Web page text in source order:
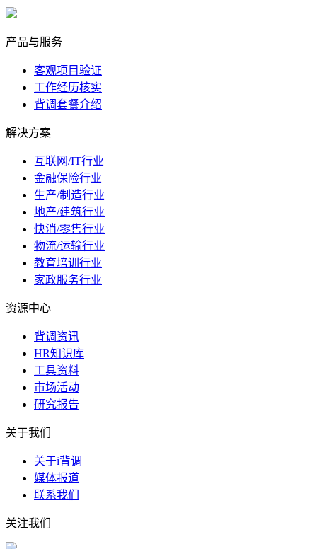
产品与服务
客观项目验证
工作经历核实
背调套餐介绍
解决方案
互联网/IT行业
金融保险行业
生产/制造行业
地产/建筑行业
快消/零售行业
物流/运输行业
教育培训行业
家政服务行业
资源中心
背调资讯
HR知识库
工具资料
市场活动
研究报告
关于我们
关于i背调
媒体报道
联系我们
关注我们